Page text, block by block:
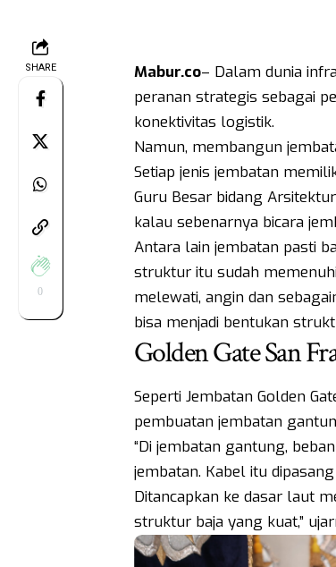
SHARE
0
Mabur.co– Dalam dunia
peranan strategis sebagai
konektivitas logistik.
Namun, membangun
Setiap jenis jembatan
Guru Besar bidang
kalau sebenarnya bicara
Antara lain jembatan pasti
struktur itu sudah
melewati, angin dan
bisa menjadi bentukan
Golden Gate San
Seperti Jembatan Golden
pembuatan jembatan
“Di jembatan gantung,
jembatan. Kabel itu
Ditancapkan ke dasar laut
struktur baja yang kuat,”